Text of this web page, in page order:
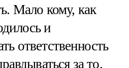
Мало кому, как
и
ответственность
за то,